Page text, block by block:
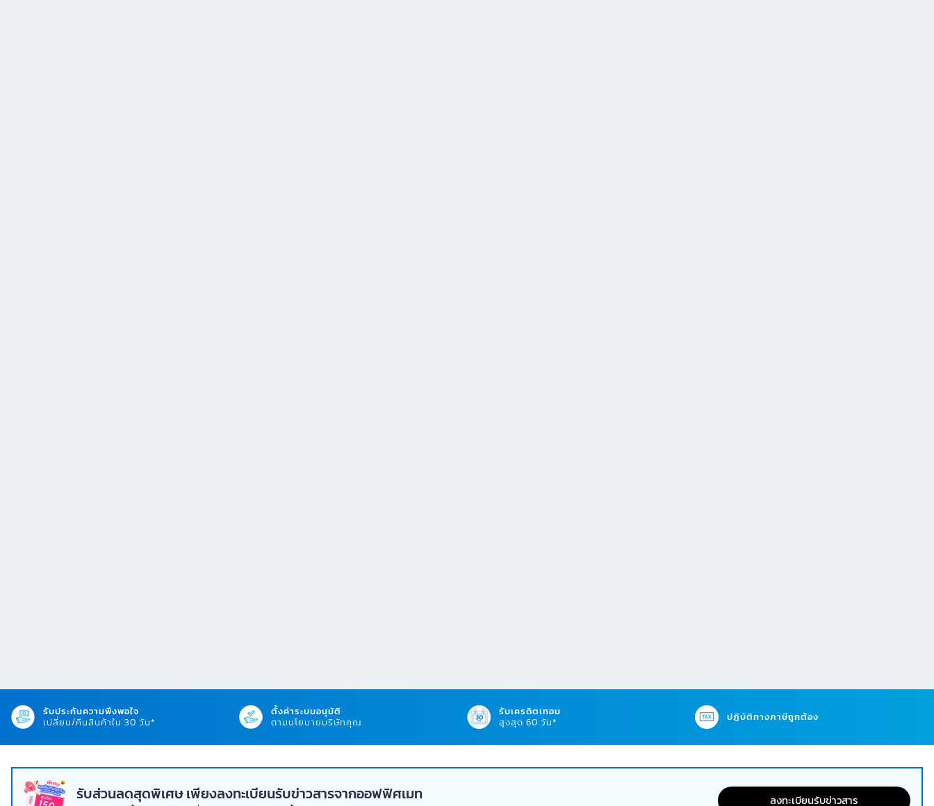
รับประกันความพึงพอใจ
เปลี่ยน/คืนสินค้าใน 30 วัน*
ตั้งค่าระบบอนุมัติ
ตามนโยบายบริษัทคุณ
รับเครดิตเทอม
สูงสุด 60 วัน*
ปฏิบัติทางภาษีถูกต้อง
รับส่วนลดสุดพิเศษ เพียงลงทะเบียนรับข่าวสารจากออฟฟิศเมท ลงทะเบียนรับข่าวสาร